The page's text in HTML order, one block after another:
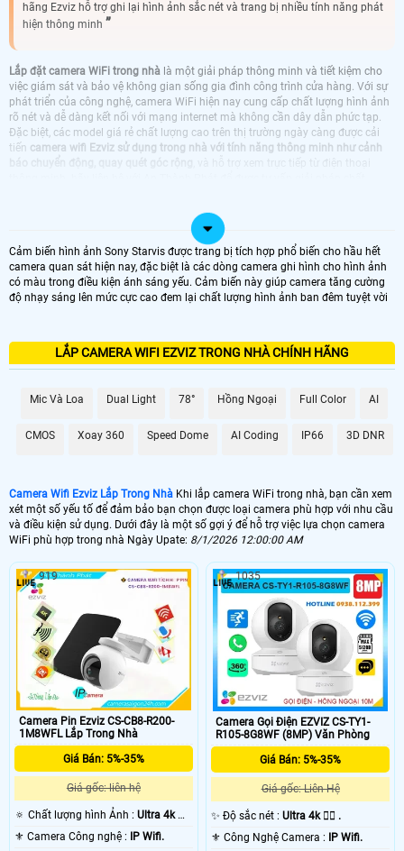
hãng Ezviz hỗ trợ ghi lại hình ảnh sắc nét và trang bị nhiều tính năng phát
hiện thông minh
Lắp đặt camera WiFi trong nhà là một giải pháp thông minh và tiết kiệm cho
việc giám sát và bảo vệ không gian sống gia đình công trình cửa hàng. Với sự
phát triển của công nghệ, camera WiFi hiện nay cung cấp chất lượng hình ảnh
rõ nét và dễ dàng kết nối với mạng internet mà không cần dây dẫn phức tạp.
Đặc biệt, các model giá rẻ chất lượng cao trên thị trường ngày càng được cải
tiến camera wifi Ezviz sử dụng trong nhà với tính năng thông minh như cảnh
LẮP CAMERA WIFI TRONG NHÀ CHÍNH HÃNG
TRỌN BỘ CAMERA TRONG NHÀ CAMERA EZVIZ LẮP TRONG NHÀ
CAMERA WIFI EZVIZ KBVISION DÙNG
TRONG NHÀ
CAMERA WIFI EZVIZ HIKVISION TRONG
NHÀ
Cảm biến hình ảnh Sony Starvis được trang bị tích hợp phổ biến cho hầu hết
camera quan sát hiện nay, đặc biệt là các dòng camera ghi hình cho hình ảnh
có màu trong điều kiện ánh sáng yếu. Cảm biến này giúp camera tăng cường
độ nhạy sáng lên mức cực cao đem lại chất lượng hình ảnh ban đêm tuyệt vời
LẮP CAMERA WIFI EZVIZ TRONG NHÀ CHÍNH HÃNG
Mic Và Loa Dual Light 78° Hồng Ngoại Full Color AI
CMOS Xoay 360 Speed Dome AI Coding IP66 3D DNR
Camera Wifi Ezviz Lắp Trong Nhà Khi lắp camera WiFi trong nhà, bạn cần xem
xét một số yếu tố để đảm bảo bạn chọn được loại camera phù hợp với nhu cầu
và điều kiện sử dụng. Dưới đây là một số gợi ý để hỗ trợ việc lựa chọn camera
WiFi phù hợp trong nhà Ngày Upate: 8/1/2026 12:00:00 AM
Camera Pin Ezviz CS-CB8-R200-
1M8WFL Lắp Trong Nhà
Giá Bán: 5%-35%
Giá gốc: liên hệ
🔅 Chất lượng hình Ảnh : Ultra 4k 👍🏾
⚜️ Camera Công nghệ :
IP Wifi.
919
Camera Gọi Điện EZVIZ CS-TY1-
R105-8G8WF (8MP) Văn Phòng
Giá Bán: 5%-35%
Giá gốc: Liên Hệ
✨ Độ sắc nét :Ultra 4k 👍🏾 .
⚜️ Công Nghệ Camera :
IP Wifi.
1035